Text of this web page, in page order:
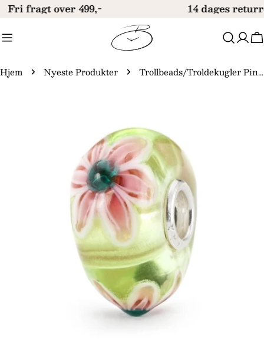
Gå
indhold
Fri fragt over 499,- 14 dages
Hjem Nyeste Produkter Trollbeads/Troldekugler Pink Blomst People's Uniques 2023 Limited Edition TGLBE-20395
medie 0 i modal